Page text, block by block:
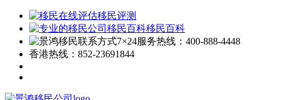
移民评测
移民百科
7×24服务热线： 400-888-4448
香港热线： 852-23691844